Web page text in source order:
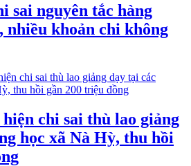
sai nguyên tắc hàng
khoản chi không
chi sai thù lao giảng
học xã Nà Hỳ, thu hồi